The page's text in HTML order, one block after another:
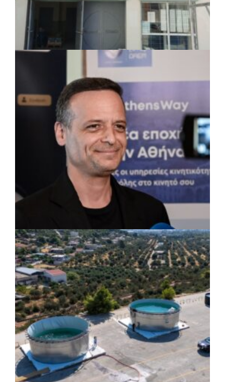
Δήμος Αθηναίων: 651 δημότες συμμετείχαν
στις δράσεις διατροφικής υποστήριξης
ΤΟΠΙΚΗ ΑΥΤΟΔΙΟΙΚΗΣΗ 07/08/2026 · 17:45
Δήμος Πετρούπολης: Εργασίες
συντήρησης σε σχολεία και αθλητικές
εγκαταστάσεις
ΡΕΠΟΡΤΑΖ | 07/08/2026 · 17:27
Ο Δούκας για έργα, καθαριότητα και τη
μάχη των επόμενων εκλογών: «Η καλύτερη
μου να κατέβει ο Μπακογιάννης»